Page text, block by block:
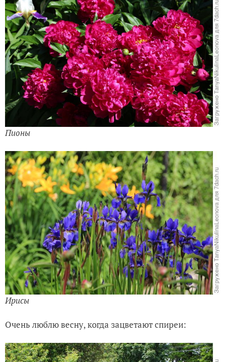
Пионы
Ирисы
Очень люблю весну, когда зацветают спиреи: